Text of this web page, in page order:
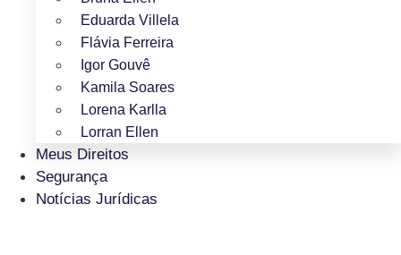
Eduarda Villela
Flávia Ferreira
Igor Gouvê
Kamila Soares
Lorena Karlla
Lorran Ellen
Meus Direitos
Segurança
Notícias Jurídicas